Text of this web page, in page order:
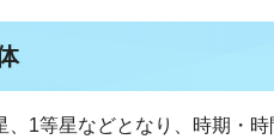
、1等星などとなり、時期・